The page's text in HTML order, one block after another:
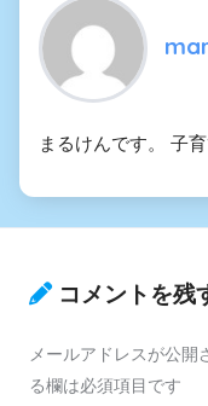
まるけんです。 子
コメントを残
メールアドレスが公開
る欄は必須項目です